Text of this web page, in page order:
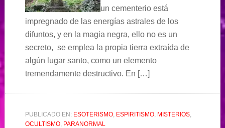
un cementerio está
impregnado de las energías astrales de los
difuntos, y en la magia negra, ello no es un
secreto, se emplea la propia tierra extraída de
algún lugar santo, como un elemento
tremendamente destructivo. En […]
PUBLICADO EN: ESOTERISMO, ESPIRITISMO, MISTERIOS,
OCULTISMO, PARANORMAL